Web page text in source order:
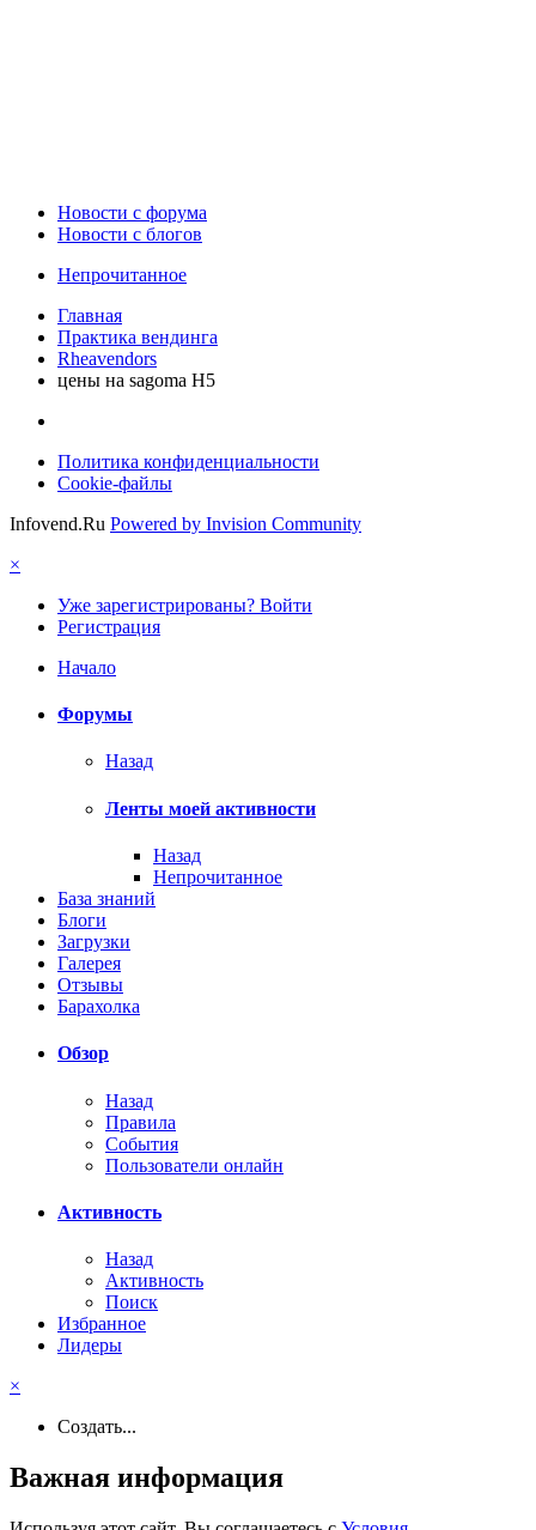
Новости c форума
Новости с блогов
Непрочитанное
Главная
Практика вендинга
Rheavendors
цены на sagoma H5
Политика конфиденциальности
Cookie-файлы
Infovend.Ru Powered by Invision Community
×
Уже зарегистрированы? Войти
Регистрация
Начало
Форумы
Назад
Ленты моей активности
Назад
Непрочитанное
База знаний
Блоги
Загрузки
Галерея
Отзывы
Барахолка
Обзор
Назад
Правила
События
Пользователи онлайн
Активность
Назад
Активность
Поиск
Избранное
Лидеры
×
Создать...
Важная информация